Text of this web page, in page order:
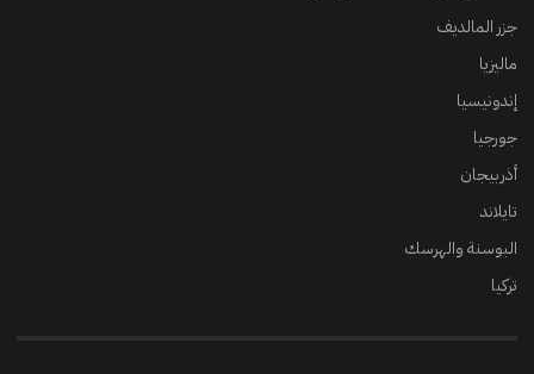
جزر المالديف
ماليزيا
إندونيسيا
جورجيا
أذربيجان
تايلاند
البوسنة والهرسك
تركيا